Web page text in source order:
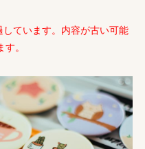
ています。内容が古い可能
。